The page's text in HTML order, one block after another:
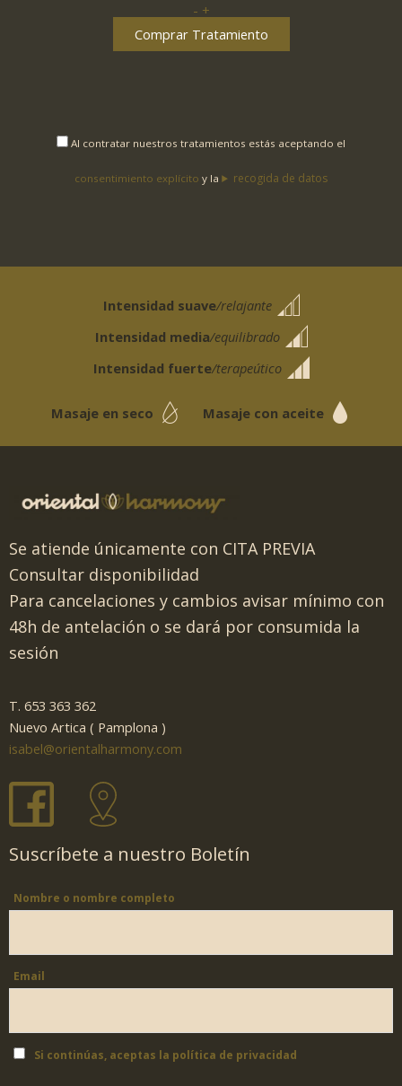
- LIBERACION
DE
+
Comprar Tratamiento
Al contratar nuestros tratamientos estás aceptando el
consentimiento explícito y la recogida de datos
Intensidad suave/relajante
Intensidad media/equilibrado
Intensidad fuerte/terapeútico
Masaje en seco Masaje con aceite
Se atiende únicamente con CITA PREVIA
Consultar disponibilidad
Para cancelaciones y cambios avisar mínimo con
48h de antelación o se dará por consumida la
sesión
T. 653 363 362
Nuevo Artica ( Pamplona )
isabel@orientalharmony.com
Suscríbete a nuestro Boletín
Nombre o nombre completo
Email
Si continúas, aceptas la política de privacidad